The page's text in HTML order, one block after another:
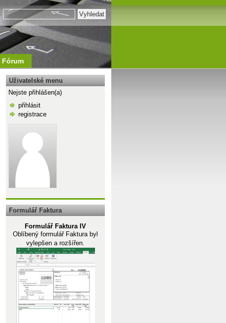
Fórum
Uživatelské menu
Nejste přihlášen(a)
přihlásit
registrace
Formulář Faktura
Formulář Faktura IV
Oblíbený formulář Faktura byl
vylepšen a rozšířen.